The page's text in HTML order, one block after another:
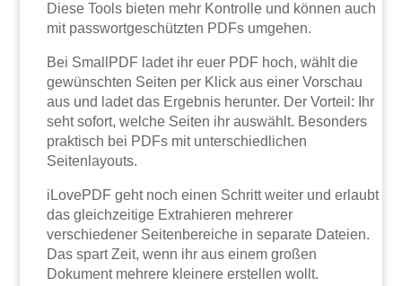
Diese Tools bieten mehr Kontrolle und können auch
mit passwortgeschützten PDFs umgehen.
Bei SmallPDF ladet ihr euer PDF hoch, wählt die
gewünschten Seiten per Klick aus einer Vorschau
aus und ladet das Ergebnis herunter. Der Vorteil: Ihr
seht sofort, welche Seiten ihr auswählt. Besonders
praktisch bei PDFs mit unterschiedlichen
Seitenlayouts.
iLovePDF geht noch einen Schritt weiter und erlaubt
das gleichzeitige Extrahieren mehrerer
verschiedener Seitenbereiche in separate Dateien.
Das spart Zeit, wenn ihr aus einem großen
Dokument mehrere kleinere erstellen wollt.